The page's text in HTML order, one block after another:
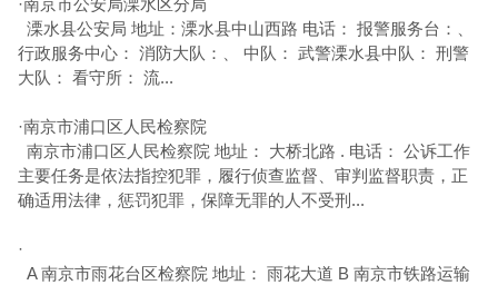
·南京市公安局溧水区分局
溧水县公安局 地址：溧水县中山西路 电话： 报警服务台：、
行政服务中心： 消防大队：、 中队： 武警溧水县中队： 刑警
大队： 看守所： 流...
·南京市浦口区人民检察院
南京市浦口区人民检察院 地址： 大桥北路 . 电话： 公诉工作
主要任务是依法指控犯罪，履行侦查监督、审判监督职责，正
确适用法律，惩罚犯罪，保障无罪的人不受刑...
·
A 南京市雨花台区检察院 地址： 雨花大道 B 南京市铁路运输